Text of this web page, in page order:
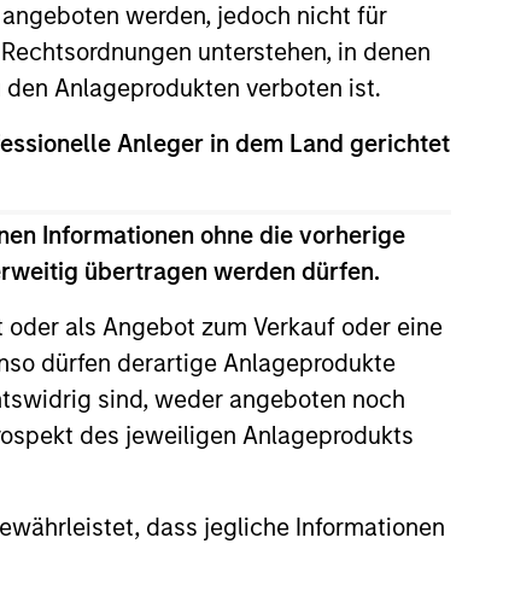
werden, jedoch nicht für
unterstehen, in denen
Anlageprodukten verboten ist.
Anleger in dem Land gerichtet
Informationen ohne die vorherige
übertragen werden dürfen.
als Angebot zum Verkauf oder eine
dürfen derartige Anlageprodukte
sind, weder angeboten noch
des jeweiligen Anlageprodukts
dass jegliche Informationen
Unternehmen, die unseres
Geschäftstransparenz, hohen
profitieren.
garantiert werden, dass der Fonds